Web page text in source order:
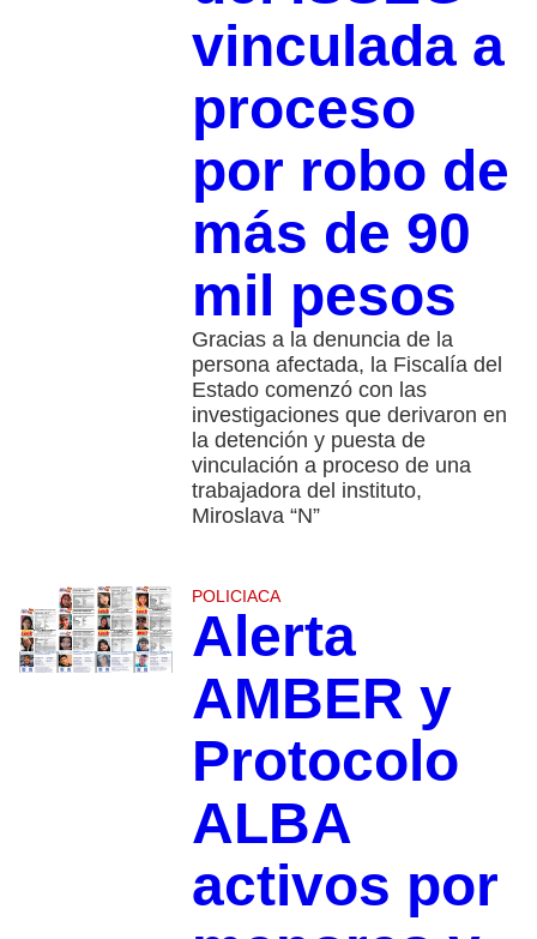
vinculada a
proceso
por robo de
más de 90
mil pesos
Gracias a la denuncia de la
persona afectada, la Fiscalía del
Estado comenzó con las
investigaciones que derivaron en
la detención y puesta de
vinculación a proceso de una
trabajadora del instituto,
Miroslava “N”
POLICIACA
Alerta
AMBER y
Protocolo
ALBA
activos por